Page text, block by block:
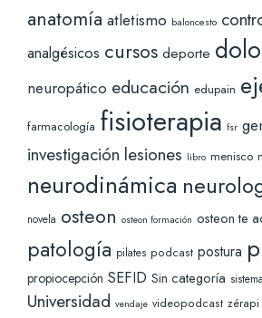
anatomía atletismo baloncesto
analgésicos cursos deporte
neuropático educación edupain
farmacología fisioterapia fsr
investigación lesiones libro menisco
neurodinámica
novela osteon osteon formación osteon te
patología pilates podcast postura
propiocepción SEFID Sin categoría
Universidad vendaje videopodcast zérapi